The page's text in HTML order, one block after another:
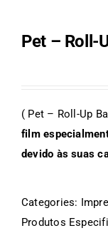
Pet – Roll-
( Pet – Roll-Up
film
devido às suas
Categories:
Produtos